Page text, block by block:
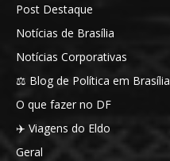
Post Destaque
Notícias de Brasília
Notícias Corporativas
⚖️ Blog de Política em Brasília
O que fazer no DF
✈️ Viagens do Eldo
Geral